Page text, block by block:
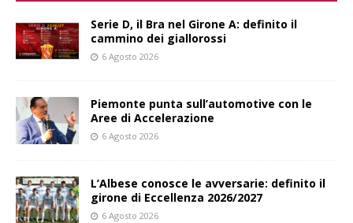
Serie D, il Bra nel Girone A: definito il
cammino dei giallorossi
6 Agosto 2026
Piemonte punta sull’automotive con le
Aree di Accelerazione
6 Agosto 2026
L’Albese conosce le avversarie: definito il
girone di Eccellenza 2026/2027
6 Agosto 2026